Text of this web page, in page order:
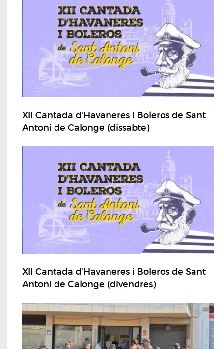
XII Cantada d'Havaneres i Boleros de Sant
Antoni de Calonge (dissabte)
XII Cantada d'Havaneres i Boleros de Sant
Antoni de Calonge (divendres)